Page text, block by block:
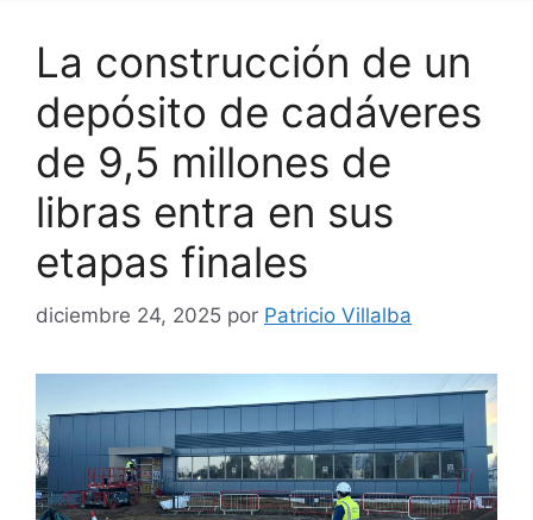
La construcción de un
depósito de cadáveres
de 9,5 millones de
libras entra en sus
etapas finales
diciembre 24, 2025 por Patricio Villalba